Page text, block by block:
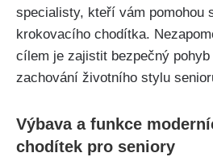
specialisty, kteří vám pomohou
krokovacího chodítka.
cílem je zajistit bezpečný
zachování životního stylu
Výbava a funkce
chodítek pro seniory